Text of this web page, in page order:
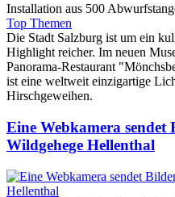
Installation aus 500
Top Themen
Die Stadt Salzburg ist um ein
Highlight reicher. Im neuen
Panorama-Restaurant
ist eine weltweit einzigartige
Hirschgeweihen.
Eine Webkamera sendet
Wildgehege Hellenthal